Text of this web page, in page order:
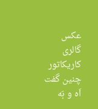
عکس
گالری
کاریکاتور
چنین گفت
اَه و بَه